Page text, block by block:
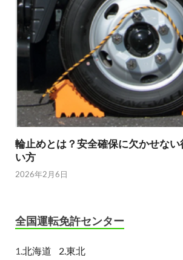
輪止めとは？安全確保に欠かせな
い方
2026年2月6日
全国運転免許センター
1.北海道 2.東北